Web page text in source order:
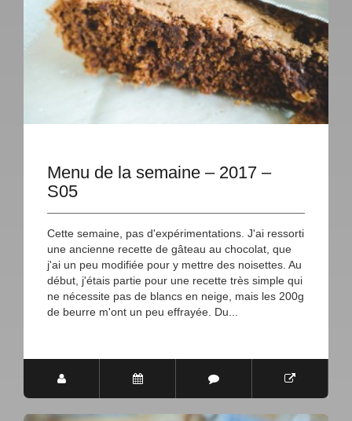
Menu de la semaine – 2017 –
S05
Cette semaine, pas d'expérimentations. J'ai ressorti
une ancienne recette de gâteau au chocolat, que
j'ai un peu modifiée pour y mettre des noisettes. Au
début, j'étais partie pour une recette très simple qui
ne nécessite pas de blancs en neige, mais les 200g
de beurre m'ont un peu effrayée. Du...